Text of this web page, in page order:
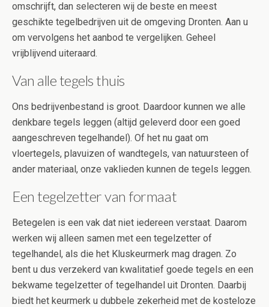
omschrijft, dan selecteren wij de beste en meest
geschikte tegelbedrijven uit de omgeving Dronten. Aan u
om vervolgens het aanbod te vergelijken. Geheel
vrijblijvend uiteraard.
Van alle tegels thuis
Ons bedrijvenbestand is groot. Daardoor kunnen we alle
denkbare tegels leggen (altijd geleverd door een goed
aangeschreven tegelhandel). Of het nu gaat om
vloertegels, plavuizen of wandtegels, van natuursteen of
ander materiaal, onze vaklieden kunnen de tegels leggen.
Een tegelzetter van formaat
Betegelen is een vak dat niet iedereen verstaat. Daarom
werken wij alleen samen met een tegelzetter of
tegelhandel, als die het Kluskeurmerk mag dragen. Zo
bent u dus verzekerd van kwalitatief goede tegels en een
bekwame tegelzetter of tegelhandel uit Dronten. Daarbij
biedt het keurmerk u dubbele zekerheid met de kosteloze